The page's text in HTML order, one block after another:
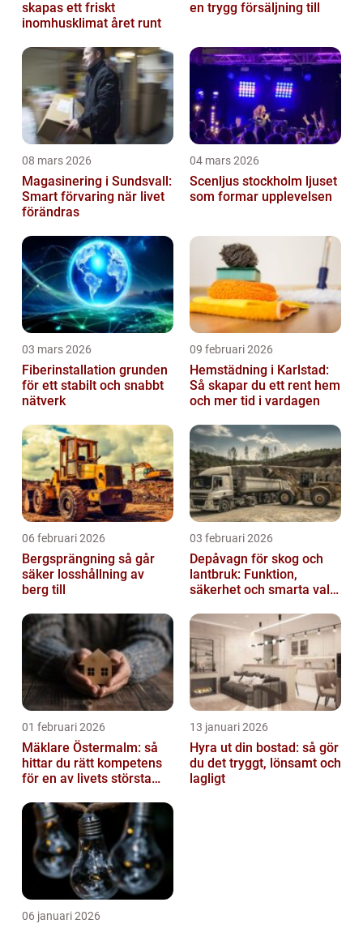
skapas ett friskt
inomhusklimat året runt
en trygg försäljning till
08 mars 2026
Magasinering i Sundsvall:
Smart förvaring när livet
förändras
04 mars 2026
Scenljus stockholm ljuset
som formar upplevelsen
03 mars 2026
Fiberinstallation grunden
för ett stabilt och snabbt
nätverk
09 februari 2026
Hemstädning i Karlstad:
Så skapar du ett rent hem
och mer tid i vardagen
06 februari 2026
Bergsprängning så går
säker losshållning av
berg till
03 februari 2026
Depåvagn för skog och
lantbruk: Funktion,
säkerhet och smarta val
01 februari 2026
Mäklare Östermalm: så
hittar du rätt kompetens
för en av livets största
13 januari 2026
Hyra ut din bostad: så gör
du det tryggt, lönsamt och
lagligt
06 januari 2026